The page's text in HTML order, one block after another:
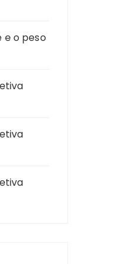
e o peso